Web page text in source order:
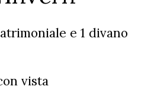
e 1 divano
vista